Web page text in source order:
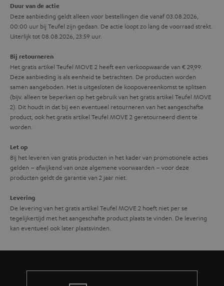
Duur van de actie
Deze aanbieding geldt alleen voor bestellingen die vanaf 03.08.2026,
00:00 uur bij Teufel zijn gedaan. De actie loopt zo lang de voorraad strekt.
Uiterlijk tot 08.08.2026, 23:59 uur.
Bij retourneren
Het gratis artikel Teufel MOVE 2 heeft een verkoopwaarde van € 29,99.
Deze aanbieding is als eenheid te betrachten. De producten worden
samen aangeboden. Het is uitgesloten de koopovereenkomst te splitsen
(bijv. alleen te beperken op het gebruik van het gratis artikel Teufel MOVE
2). Dit houdt in dat bij een eventueel retourneren van het aangeschafte
product, ook het gratis artikel Teufel MOVE 2 geretourneerd dient te
worden.
Let op
Bij het leveren van gratis producten in het kader van promotionele acties
gelden – afwijkend van onze algemene voorwaarden – voor deze
producten geldt de garantie van 2 jaar niet.
Levering
De levering van het gratis artikel Teufel MOVE 2 hoeft niet per se
tegelijkertijd met het aangeschafte product plaats te vinden. De levering
kan eventueel ook later plaatsvinden.